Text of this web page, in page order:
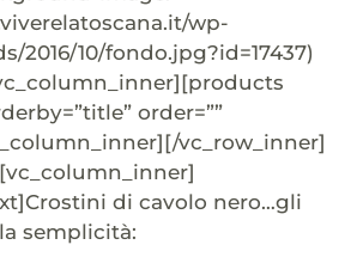
wp-
2016/10/fondo.jpg?id=17437)
order=””
vc_row_inner]
di cavolo nero…gli
semplicità: